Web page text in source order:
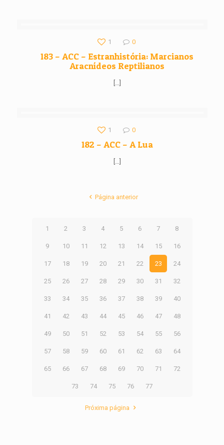
1 0
183 – ACC – Estranhistória: Marcianos
Aracnídeos Reptilianos
[…]
1 0
182 – ACC – A Lua
[…]
Página anterior
1 2 3 4 5 6 7 8
9 10 11 12 13 14 15 16
17 18 19 20 21 22 23 24
25 26 27 28 29 30 31 32
33 34 35 36 37 38 39 40
41 42 43 44 45 46 47 48
49 50 51 52 53 54 55 56
57 58 59 60 61 62 63 64
65 66 67 68 69 70 71 72
73 74 75 76 77
Próxima página